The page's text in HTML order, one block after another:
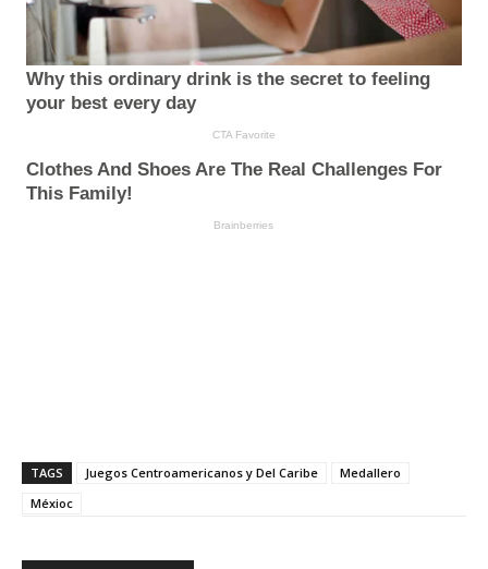
TAGS Juegos Centroamericanos y Del Caribe
Medallero
Méxioc